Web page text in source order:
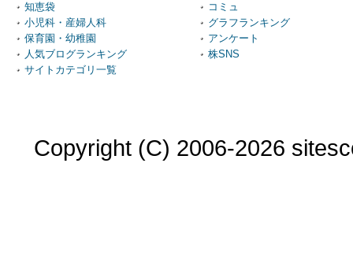
知恵袋
小児科・産婦人科
保育園・幼稚園
人気ブログランキング
サイトカテゴリ一覧
コミュ
グラフランキング
アンケート
株SNS
Copyright (C) 2006-2026